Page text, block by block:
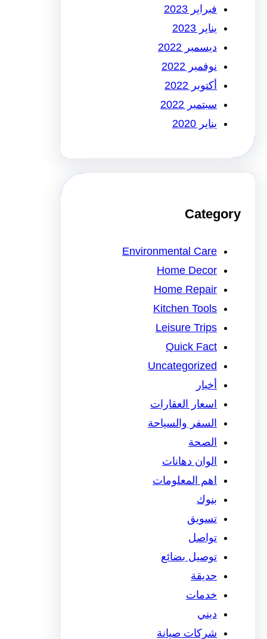
فبراير 2023
يناير 2023
ديسمبر 2022
نوفمبر 2022
أكتوبر 2022
سبتمبر 2022
يناير 2020
Category
Environmental Care
Home Decor
Home Repair
Kitchen Tools
Leisure Trips
Quick Fact
Uncategorized
أخبار
اسعار العقارات
السفر والسياحة
الصحة
الوان دهانات
اهم المعلومات
بنوك
تسويق
تواصل
توصيل بضائع
حديقة
خدمات
ديني
شركات صيانة